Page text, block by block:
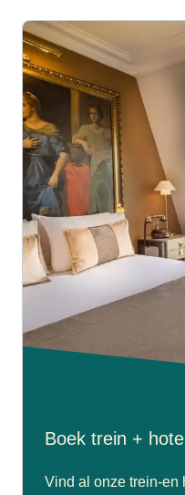
Boek trein +
Vind al onze trein-en